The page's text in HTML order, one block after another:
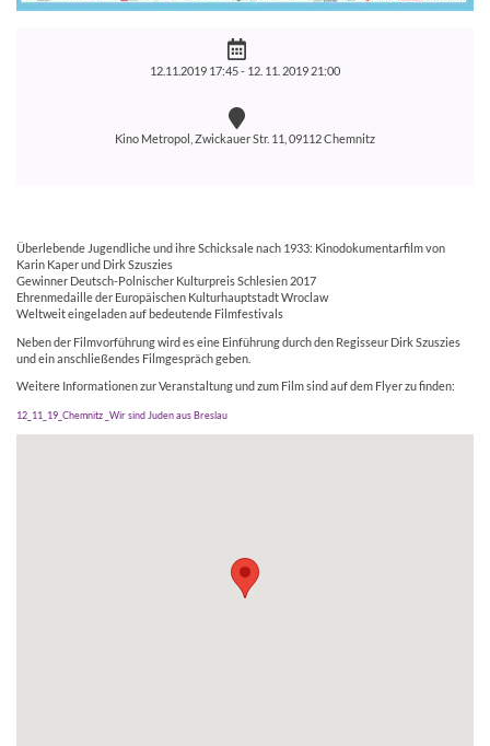
12.11.2019 17:45 - 12. 11. 2019 21:00
Kino Metropol, Zwickauer Str. 11, 09112 Chemnitz
Überlebende Jugendliche und ihre Schicksale nach 1933: Kinodokumentarfilm von
Karin Kaper und Dirk Szuszies
Gewinner Deutsch-Polnischer Kulturpreis Schlesien 2017
Ehrenmedaille der Europäischen Kulturhauptstadt Wroclaw
Weltweit eingeladen auf bedeutende Filmfestivals
Neben der Filmvorführung wird es eine Einführung durch den Regisseur Dirk Szuszies
und ein anschließendes Filmgespräch geben.
Weitere Informationen zur Veranstaltung und zum Film sind auf dem Flyer zu finden:
12_11_19_Chemnitz _Wir sind Juden aus Breslau